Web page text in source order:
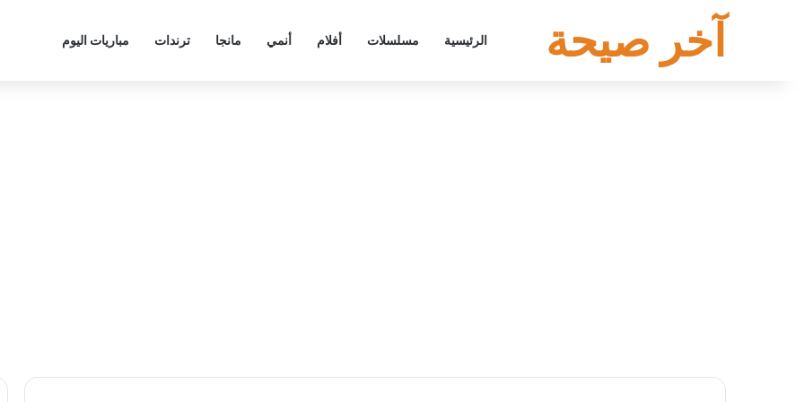
آخر صيحة الرئيسية مسلسلات أفلام أنمي مانجا ترندات مباريات اليوم